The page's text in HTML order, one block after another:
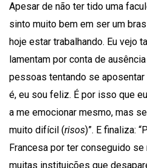
Apesar de não ter tido uma
sinto muito bem em ser um
hoje estar trabalhando. Eu vejo
lamentam por conta de
pessoas tentando se
é, eu sou feliz. É por isso que
a me emocionar mesmo, mas
muito difícil (risos)”. E finaliza:
Francesa por ter conseguido
muitas instituições que